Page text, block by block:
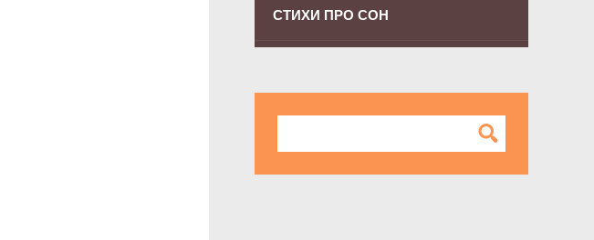
СТИХИ ПРО СОН